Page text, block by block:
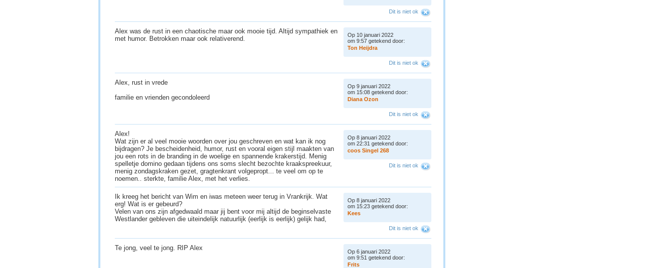
Dit is niet ok
Alex was de rust in een chaotische maar ook mooie tijd. Altijd sympathiek en
met humor. Betrokken maar ook relativerend.
Op 10 januari 2022
om 9:57 getekend door:
Ton Heijdra
Dit is niet ok
Alex, rust in vrede
familie en vrienden gecondoleerd
Op 9 januari 2022
om 15:08 getekend door:
Diana Ozon
Dit is niet ok
Alex!
Wat zijn er al veel mooie woorden over jou geschreven en wat kan ik nog
bijdragen? Je bescheidenheid, humor, rust en vooral eigen stijl maakten van
jou een rots in de branding in de woelige en spannende krakerstijd. Menig
spelletje domino gedaan tijdens ons soms slecht bezochte kraakspreekuur,
menig zondagskraken gezet, gragtenkrant volgepropt... te veel om op te
noemen.. sterkte, familie Alex, met het verlies.
Op 8 januari 2022
om 22:31 getekend door:
coos Singel 268
Dit is niet ok
Ik kreeg het bericht van Wim en iwas meteen weer terug in Vrankrijk. Wat
erg! Wat is er gebeurd?
Velen van ons zijn afgedwaald maar jij bent voor mij altijd de beginselvaste
Westlander gebleven die uiteindelijk natuurlijk (eerlijk is eerlijk) gelijk had,
Op 8 januari 2022
om 15:23 getekend door:
Kees
Dit is niet ok
Te jong, veel te jong. RIP Alex
Op 6 januari 2022
om 9:51 getekend door:
Frits